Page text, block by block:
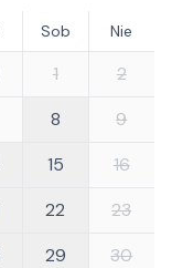
Sob Nie
1
2
8
9
15
16
22
23
29
30